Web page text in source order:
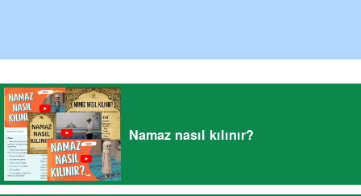
Namaz nasıl kılınır?